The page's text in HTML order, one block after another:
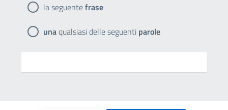
la seguentefrase
unaqualsiasi delle seguenti parole